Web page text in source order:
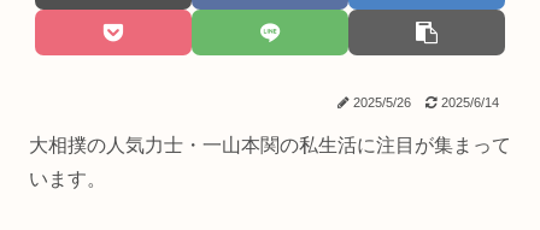
2025/5/26 2025/6/14
大相撲の人気力士・一山本関の私生活に注目が集まって
います。